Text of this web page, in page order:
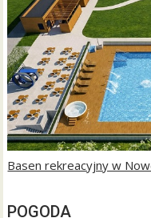
Basen rekreacyjny w
POGODA